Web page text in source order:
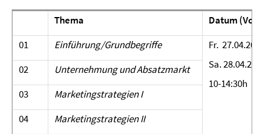
Thema
Datum
01
Einführung/Grundbegriffe
Fr. 27.04.2018
Sa.
10-14:30h
02
Unternehmung und Absatzmarkt
03
Marketingstrategien I
04
Marketingstrategien II